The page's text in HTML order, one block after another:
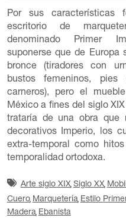
Por sus características
escritorio de
denominado Primer
suponerse que de Europa
bronce (tiradores con
bustos femeninos,
carneros), pero el
México a fines del siglo
trataría de una obra que
decorativos Imperio, los
extra-temporal como
temporalidad ortodoxa.
Arte siglo XIX Siglo XX
Cuero Marquetería Estilo
Madera Ebanista